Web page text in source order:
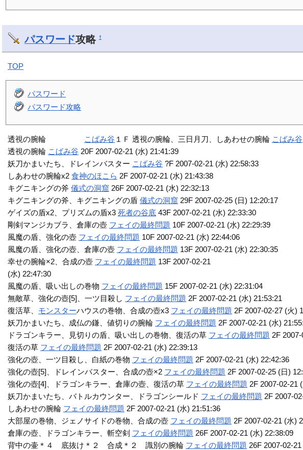
パスワード攻略 †
TOP
パスワード
パスワード攻略
透視の腕輪 こばみ谷 １Ｆ 透視の腕輪、三日月刀、しあわせの腕輪 こばみ谷
透視の腕輪 こばみ谷 20F 2007-02-21 (水) 21:41:39
妖刀かまいたち、ドレインバスター こばみ谷 ?F 2007-02-21 (水) 22:58:33
しあわせの腕輪x2食神のほこら 2F 2007-02-21 (水) 21:43:38
キグニキングの斧儀式の洞窟 26F 2007-02-21 (水) 22:32:13
キグニキングの斧、キグニキングの盾儀式の洞窟 29F 2007-02-25 (日) 12:20:17
ゲイズの盾x2、プリズムの盾x3死者の谷底 43F 2007-02-21 (水) 22:33:30
剛剣マンジカブラ、倉庫の壺 フェイの最終問題 10F 2007-02-21 (水) 22:29:39
風魔の盾、強化の壺 フェイの最終問題 10F 2007-02-21 (水) 22:44:06
風魔の盾、強化の壺、倉庫の壺 フェイの最終問題 13F 2007-02-21 (水) 22:30:35
幸せの腕輪×2、合成の壺 フェイの最終問題 13F 2007-02-21
(水) 22:47:30
風魔の盾、吸い出しの巻物 フェイの最終問題 15F 2007-02-21 (水) 22:31:04
無敵草、強化の壺[5]、一ツ目殺し フェイの最終問題 2F 2007-02-21 (水) 21:53:21
復活草、 モンスターハウスの巻物、合成の壺x3 フェイの最終問題 2F 2007-02-27 (火)
妖刀かまいたち、成仏の鎌、値切りの腕輪 フェイの最終問題 2F 2007-02-21 (水)
ドラゴンキラー、見切りの盾、吸い出しの巻物、復活の草 フェイの最終問題 2F
復活の草 フェイの最終問題 2F 2007-02-21 (水) 22:39:13
強化の壺、一ツ目殺し、白紙の巻物 フェイの最終問題 2F 2007-02-21 (水) 22:42:36
強化の壺[5]、ドレインバスター、合成の壺×2 フェイの最終問題 2F 2007-02-25 (日)
強化の壺[4]、ドラゴンキラー、倉庫の壺、復活の草 フェイの最終問題 2F 2007-02-21
妖刀かまいたち、バトルカウンター、ドラゴンシールド フェイの最終問題 2F 2007-
しあわせの腕輪 フェイの最終問題 2F 2007-02-21 (水) 21:51:36
大部屋の巻物、ジェノサイドの巻物、合成の壺 フェイの最終問題 2F 2007-02-21 (水)
倉庫の壺、ドラゴンキラー、斬空剣 フェイの最終問題 26F 2007-02-21 (水) 22:38:09
背中の壷＊４ 底抜け＊２ 合成＊２ 識別の腕輪 フェイの最終問題 26F 2007-02-